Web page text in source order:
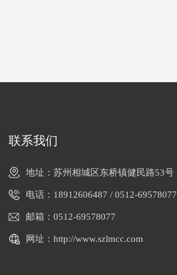
联系我们
地址：苏州相城区东桥镇健民路53号
电话： 18912606487 / 0512-69578077
邮箱：0512-69578077
网址：http://www.szlmcc.com